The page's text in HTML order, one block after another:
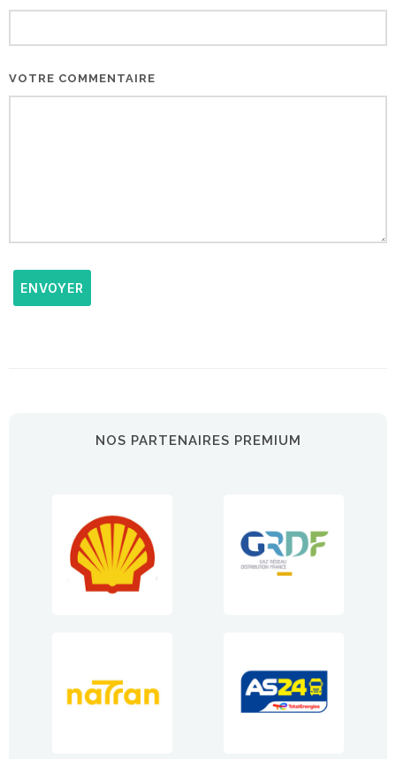
VOTRE COMMENTAIRE
ENVOYER
NOS PARTENAIRES PREMIUM